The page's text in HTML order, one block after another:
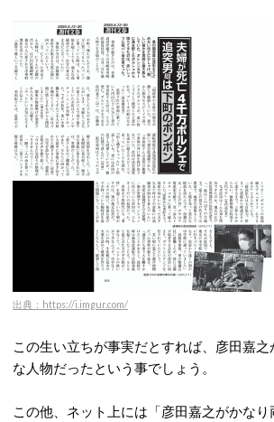
出典：https://i.imgur.com/
この生い立ちが事実だとすれば、彦田嘉
な人物だったという事でしょう。
この他、ネット上には「彦田嘉之がかな